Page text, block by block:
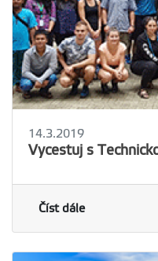
14.3.2019
Vycestuj s
Číst dále